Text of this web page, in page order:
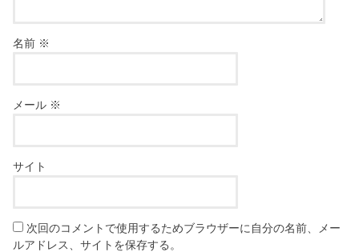
名前 ※
メール ※
サイト
次回のコメントで使用するためブラウザーに自分の名前、メー
ルアドレス、サイトを保存する。